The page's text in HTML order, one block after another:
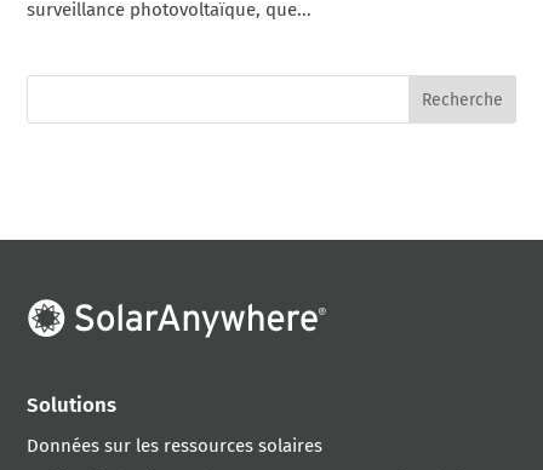
surveillance photovoltaïque, que...
Solutions
Données sur les ressources solaires